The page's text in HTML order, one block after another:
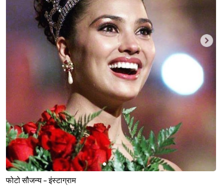
फोटो सौजन्य - इंस्टाग्राम